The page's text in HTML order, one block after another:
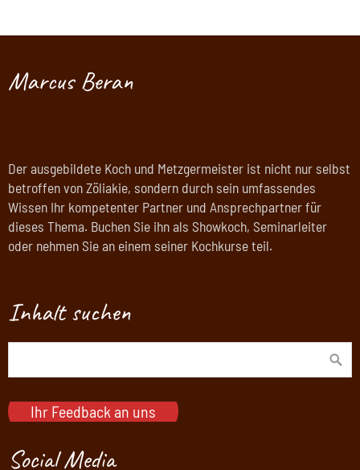
Marcus Beran
Der ausgebildete Koch und Metzgermeister ist nicht nur selbst
betroffen von Zöliakie, sondern durch sein umfassendes
Wissen Ihr kompetenter Partner und Ansprechpartner für
dieses Thema. Buchen Sie ihn als Showkoch, Seminarleiter
oder nehmen Sie an einem seiner Kochkurse teil.
Inhalt suchen
Ihr Feedback an uns
Social Media